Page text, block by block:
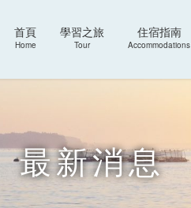
首頁
Home
學習之旅
Tour
住宿指南
Accommodations
最新消息